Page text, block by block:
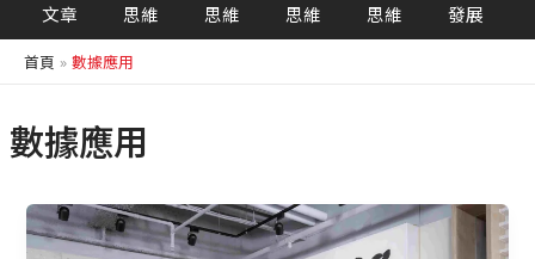
文章 思維 思維 思維 思維 發展
首頁 數據應用
數據應用
讓
數